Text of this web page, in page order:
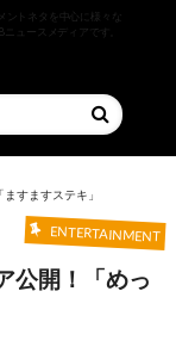
トネタを中心に様々な
ュースメディアです。
すますステキ」
ENTERTAINMENT
公開！「めっ